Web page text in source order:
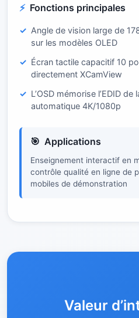
Fonctions principales
Angle de vision large de
sur les modèles OLED
Écran tactile capacitif 10
directement XCamView
L’OSD mémorise l’EDID
automatique 4K/1080p
Applications
Enseignement interactif en
contrôle qualité en ligne de
mobiles de démonstration
Valeur